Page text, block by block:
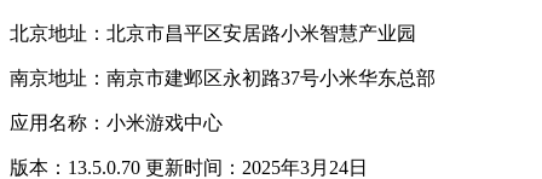
北京地址：北京市昌平区安居路小米智慧产业园
南京地址：南京市建邺区永初路37号小米华东总部
应用名称：小米游戏中心
版本：13.5.0.70 更新时间：2025年3月24日